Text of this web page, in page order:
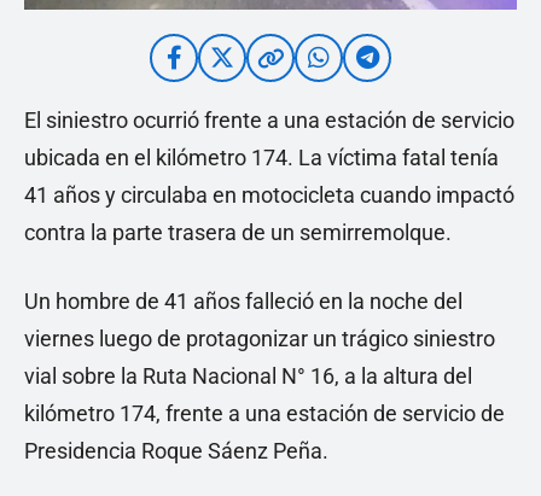
El siniestro ocurrió frente a una estación de servicio
ubicada en el kilómetro 174. La víctima fatal tenía
41 años y circulaba en motocicleta cuando impactó
contra la parte trasera de un semirremolque.
Un hombre de 41 años falleció en la noche del
viernes luego de protagonizar un trágico siniestro
vial sobre la Ruta Nacional N° 16, a la altura del
kilómetro 174, frente a una estación de servicio de
Presidencia Roque Sáenz Peña.